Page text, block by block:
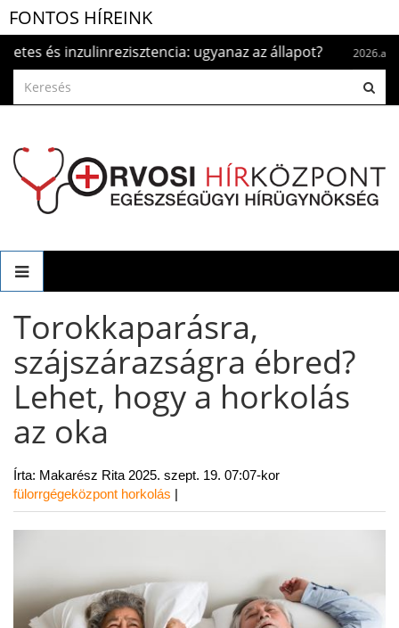
FONTOS HÍREINK
inzulinrezisztencia: ugyanaz az állapot? 2026.aug. 5.
Torokkaparásra,
szájszárazságra ébred?
Lehet, hogy a horkolás
az oka
Írta: Makarész Rita 2025. szept. 19. 07:07-kor
fülorrgégeközpont horkolás |